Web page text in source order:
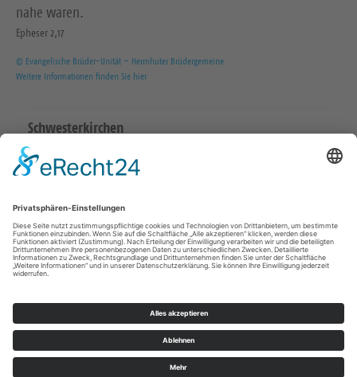
nahe waren.
Epheser 2,17
© Evangelische Brüder-Unität – Herrnhuter Brüdergemeine
Weitere Informationen finden Sie hier
Schwesterkirchen
Ev.-Luth. Martinskirchgemeinde Hirschstein
Ev.-Luth. Friedenskirchgemeinde Staucha
Ev.-Luth. Kirchgemeinde Strehla
Ev.-Luth. Christuskirchgemeinde Zeithain
Katholisch in Riesa